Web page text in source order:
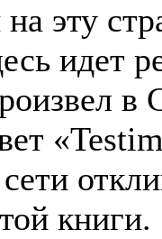
эту
идет
в
книги.